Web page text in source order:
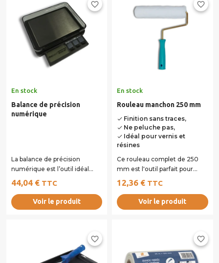
favorite_border
En stock
Balance de précision
numérique
La balance de précision
numérique est l’outil idéal
pour effectuer des dosages
rigoureux lors...
44,04 € TTC
Voir le produit
favorite_border
En stock
Rouleau manchon 250 mm
done Finition sans traces,
done Ne peluche pas,
done Idéal pour vernis et
résines
Ce rouleau complet de 250
mm est l'outil parfait pour
l'application de couches de
vernis sur vos...
12,36 € TTC
Voir le produit
favorite_border favorite_border